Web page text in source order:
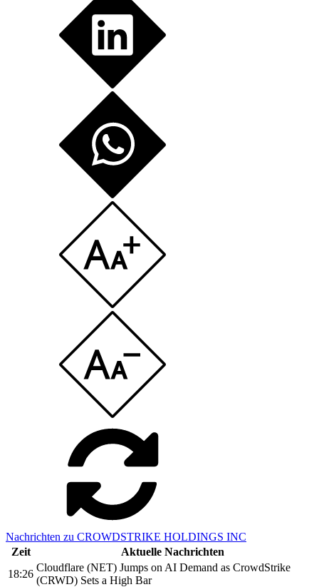
Nachrichten zu CROWDSTRIKE HOLDINGS INC
Zeit
Aktuelle Nachrichten
18:26
Cloudflare (NET) Jumps on AI Demand as CrowdStrike
(CRWD) Sets a High Bar